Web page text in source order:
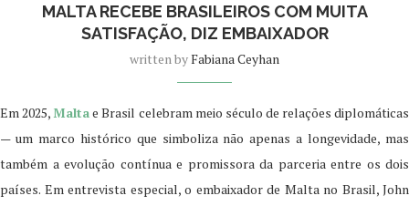
MALTA RECEBE BRASILEIROS COM MUITA
SATISFAÇÃO, DIZ EMBAIXADOR
written byFabiana Ceyhan
Em 2025,Maltae Brasil celebram meio século de relações diplomáticas
— um marco histórico que simboliza não apenas a longevidade, mas
também a evolução contínua e promissora da parceria entre os dois
países. Em entrevista especial, o embaixador de Malta no Brasil, John